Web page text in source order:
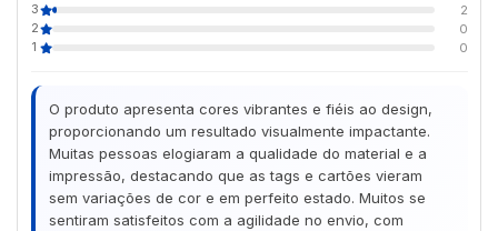
3
2
2
0
1
0
O produto apresenta cores vibrantes e fiéis ao design,
proporcionando um resultado visualmente impactante.
Muitas pessoas elogiaram a qualidade do material e a
impressão, destacando que as tags e cartões vieram
sem variações de cor e em perfeito estado. Muitos se
sentiram satisfeitos com a agilidade no envio, com